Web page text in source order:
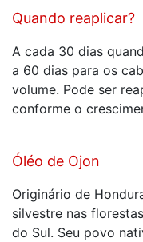
Quando reaplicar?
A cada 30 dias
a 60 dias para os
volume. Pode ser
conforme o
Óléo de Ojon
Originário de
silvestre nas
do Sul. Seu povo